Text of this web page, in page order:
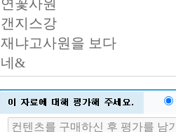
연꽃사원
갠지스강
재냐고사원을 보다
네&